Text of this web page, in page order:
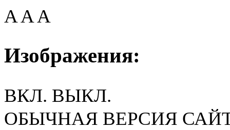
AAA
Изображения:
ВКЛ. ВЫКЛ.
ОБЫЧНАЯ ВЕРСИЯ